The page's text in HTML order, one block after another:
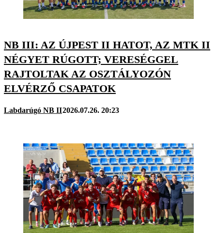
NB III: AZ ÚJPEST II HATOT, AZ MTK II
NÉGYET RÚGOTT; VERESÉGGEL
RAJTOLTAK AZ OSZTÁLYOZÓN
ELVÉRZŐ CSAPATOK
Labdarúgó NB II2026.07.26. 20:23